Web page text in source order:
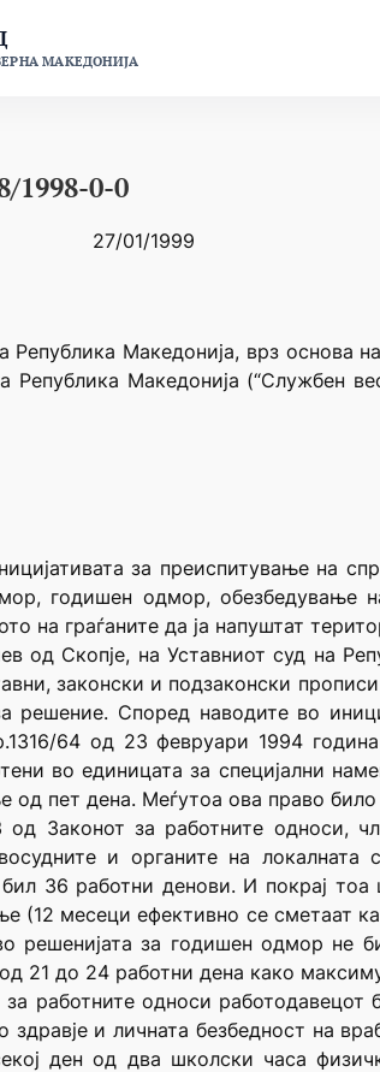
МАКЕДОНИЈА
1998-0-0
27/01/1999
Република Македонија, врз основа
Република Македонија (“Службен
за преиспитување на
годишен одмор, обезбедување
на граѓаните да ја напуштат
од Скопје, на Уставниот суд на
законски и подзаконски
решение. Според наводите во
64 од 23 февруари 1994
во единицата за специјални
од пет дена. Меѓутоа ова право
од Законот за работните односи,
и органите на
36 работни денови. И покрај тоа
(12 месеци ефективно се сметаат
решенијата за годишен одмор не
21 до 24 работни дена како
работните односи
здравје и личната безбедност на
ден од два школски часа